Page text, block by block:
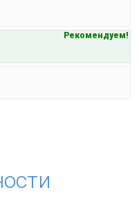
Рекомендуем!